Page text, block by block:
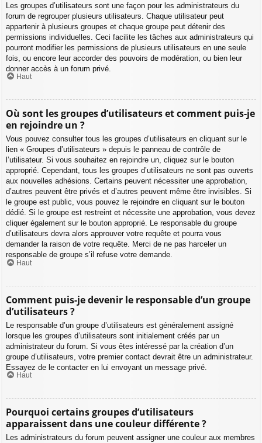
Les groupes d’utilisateurs sont une façon pour les administrateurs du
forum de regrouper plusieurs utilisateurs. Chaque utilisateur peut
appartenir à plusieurs groupes et chaque groupe peut détenir des
permissions individuelles. Ceci facilite les tâches aux administrateurs qui
pourront modifier les permissions de plusieurs utilisateurs en une seule
fois, ou encore leur accorder des pouvoirs de modération, ou bien leur
donner accès à un forum privé.
Haut
Où sont les groupes d’utilisateurs et comment puis-je
en rejoindre un ?
Vous pouvez consulter tous les groupes d’utilisateurs en cliquant sur le
lien « Groupes d’utilisateurs » depuis le panneau de contrôle de
l’utilisateur. Si vous souhaitez en rejoindre un, cliquez sur le bouton
approprié. Cependant, tous les groupes d’utilisateurs ne sont pas ouverts
aux nouvelles adhésions. Certains peuvent nécessiter une approbation,
d’autres peuvent être privés et d’autres peuvent même être invisibles. Si
le groupe est public, vous pouvez le rejoindre en cliquant sur le bouton
dédié. Si le groupe est restreint et nécessite une approbation, vous devez
cliquer également sur le bouton approprié. Le responsable du groupe
d’utilisateurs devra alors approuver votre requête et pourra vous
demander la raison de votre requête. Merci de ne pas harceler un
responsable de groupe s’il refuse votre demande.
Haut
Comment puis-je devenir le responsable d’un groupe
d’utilisateurs ?
Le responsable d’un groupe d’utilisateurs est généralement assigné
lorsque les groupes d’utilisateurs sont initialement créés par un
administrateur du forum. Si vous êtes intéressé par la création d’un
groupe d’utilisateurs, votre premier contact devrait être un administrateur.
Essayez de le contacter en lui envoyant un message privé.
Haut
Pourquoi certains groupes d’utilisateurs
apparaissent dans une couleur différente ?
Les administrateurs du forum peuvent assigner une couleur aux membres